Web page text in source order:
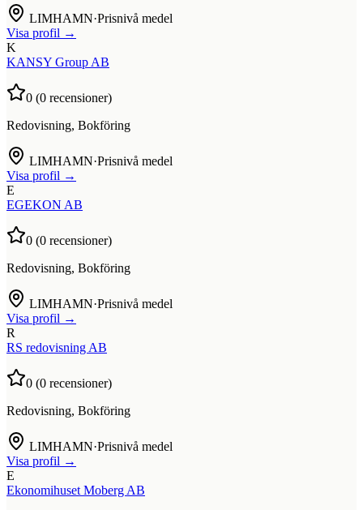
LIMHAMN·Prisnivå medel
Visa profil →
K
KANSY Group AB
0 (0 recensioner)
Redovisning, Bokföring
LIMHAMN·Prisnivå medel
Visa profil →
E
EGEKON AB
0 (0 recensioner)
Redovisning, Bokföring
LIMHAMN·Prisnivå medel
Visa profil →
R
RS redovisning AB
0 (0 recensioner)
Redovisning, Bokföring
LIMHAMN·Prisnivå medel
Visa profil →
E
Ekonomihuset Moberg AB